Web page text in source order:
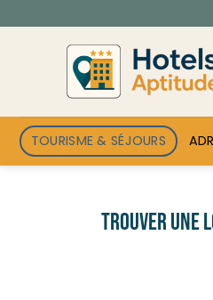
au
TOURISME & SÉJOURS
Trouver une